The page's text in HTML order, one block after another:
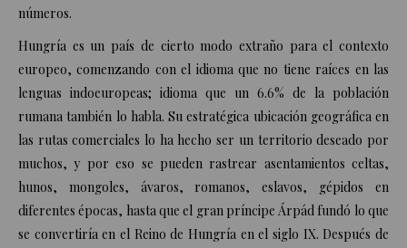
números.
Hungría es un país de cierto modo extraño para el contexto
europeo, comenzando con el idioma que no tiene raíces en las
lenguas indoeuropeas; idioma que un 6.6% de la población
rumana también lo habla. Su estratégica ubicación geográfica en
las rutas comerciales lo ha hecho ser un territorio deseado por
muchos, y por eso se pueden rastrear asentamientos celtas,
hunos, mongoles, ávaros, romanos, eslavos, gépidos en
diferentes épocas, hasta que el gran príncipe Árpád fundó lo que
se convertiría en el Reino de Hungría en el siglo IX. Después de